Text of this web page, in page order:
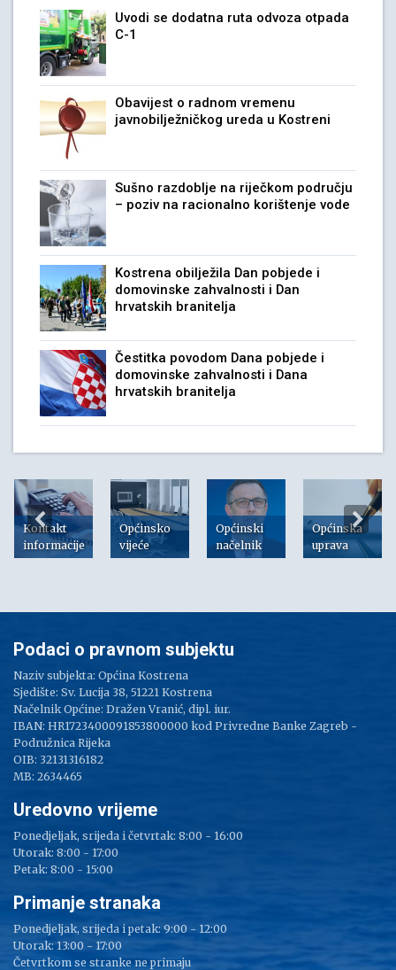
Uvodi se dodatna ruta odvoza otpada
C-1
Obavijest o radnom vremenu
javnobilježničkog ureda u Kostreni
Sušno razdoblje na riječkom području
– poziv na racionalno korištenje vode
Kostrena obilježila Dan pobjede i
domovinske zahvalnosti i Dan
hrvatskih branitelja
Čestitka povodom Dana pobjede i
domovinske zahvalnosti i Dana
hrvatskih branitelja
Kontakt
informacije
Općinsko
vijeće
Općinski
načelnik
Općinska
uprava
Podaci o pravnom subjektu
Naziv subjekta: Općina Kostrena
Sjedište: Sv. Lucija 38, 51221 Kostrena
Načelnik Općine: Dražen Vranić, dipl. iur.
IBAN: HR1723400091853800000 kod Privredne Banke Zagreb -
Podružnica Rijeka
OIB: 32131316182
MB: 2634465
Uredovno vrijeme
Ponedjeljak, srijeda i četvrtak: 8:00 - 16:00
Utorak: 8:00 - 17:00
Petak: 8:00 - 15:00
Primanje stranaka
Ponedjeljak, srijeda i petak: 9:00 - 12:00
Utorak: 13:00 - 17:00
Četvrtkom se stranke ne primaju